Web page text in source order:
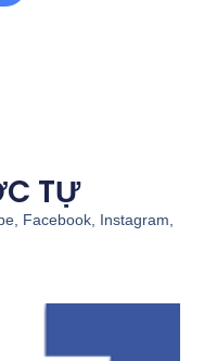
TỰ
Facebook, Instagram,